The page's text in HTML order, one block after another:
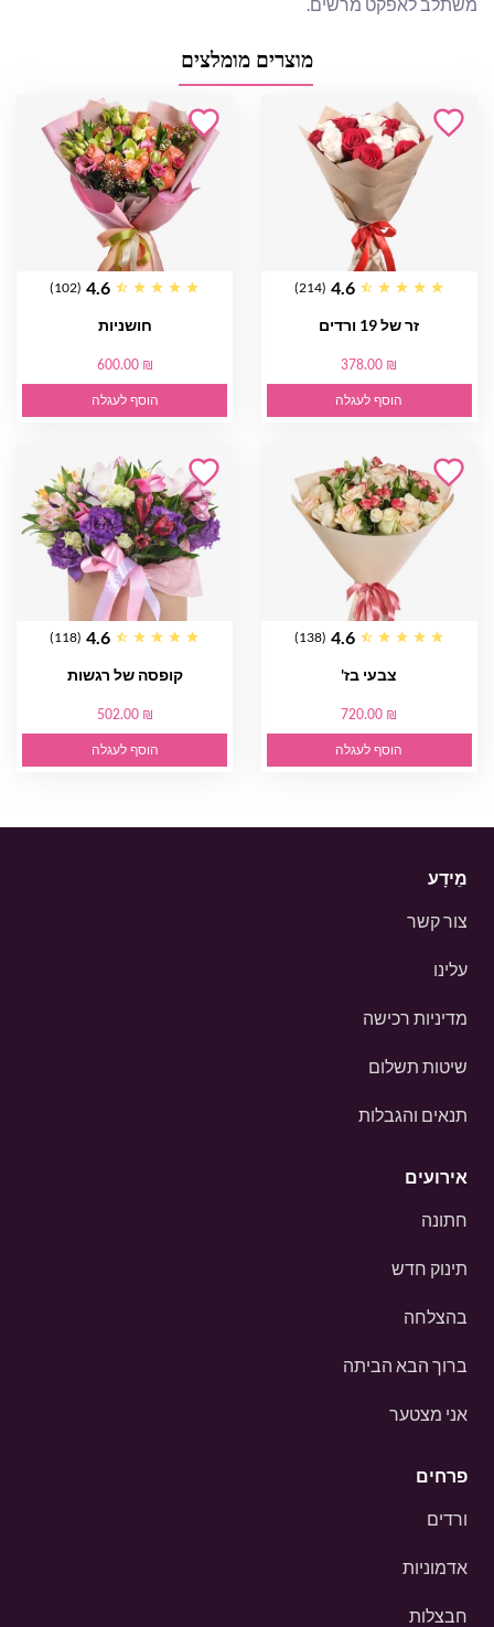
מוצרים מומלצים
4.6
(214)
זר של 19 ורדים
378.00 ₪
הוסף לעגלה
4.6
(102)
חושניות
600.00 ₪
הוסף לעגלה
4.6
(138)
צבעי בז'
720.00 ₪
הוסף לעגלה
4.6
(118)
קופסה של רגשות
502.00 ₪
הוסף לעגלה
מֵידָע
צור קשר
עלינו
מדיניות רכישה
שיטות תשלום
תנאים והגבלות
אירועים
חתונה
תינוק חדש
בהצלחה
ברוך הבא הביתה
אני מצטער
פרחים
ורדים
אדמוניות
חבצלות